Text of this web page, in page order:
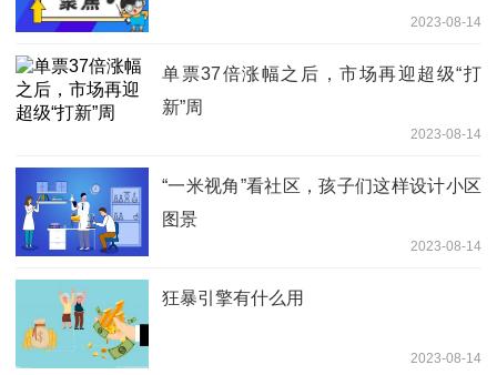
2023-08-14
单票37倍涨幅之后，市场再迎超级“打
新”周
2023-08-14
“一米视角”看社区，孩子们这样设计小区
图景
2023-08-14
狂暴引擎有什么用
2023-08-14